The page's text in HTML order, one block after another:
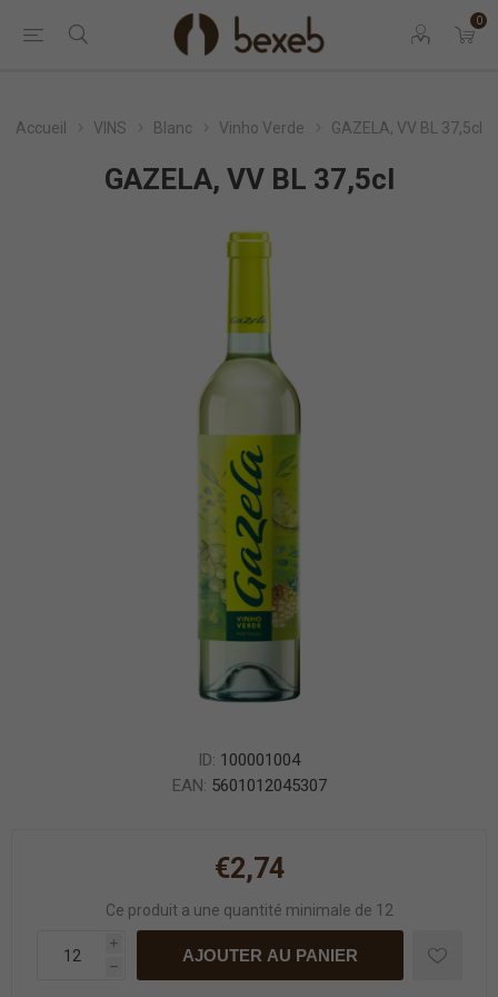
0
Accueil VINS Blanc Vinho Verde GAZELA, VV BL 37,5cl
GAZELA, VV BL 37,5cl
ID: 100001004
EAN: 5601012045307
€2,74
Ce produit a une quantité minimale de 12
i
h
AJOUTER AU PANIER